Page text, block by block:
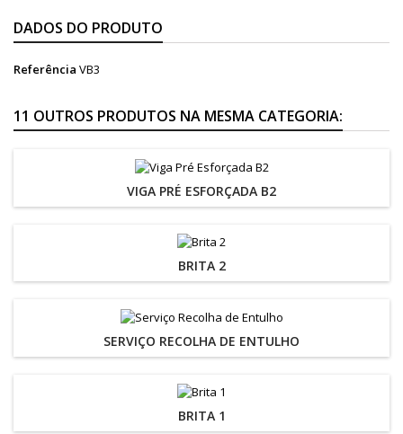
DADOS DO PRODUTO
Referência VB3
11 OUTROS PRODUTOS NA MESMA CATEGORIA:
VIGA PRÉ ESFORÇADA B2
BRITA 2
SERVIÇO RECOLHA DE ENTULHO
BRITA 1